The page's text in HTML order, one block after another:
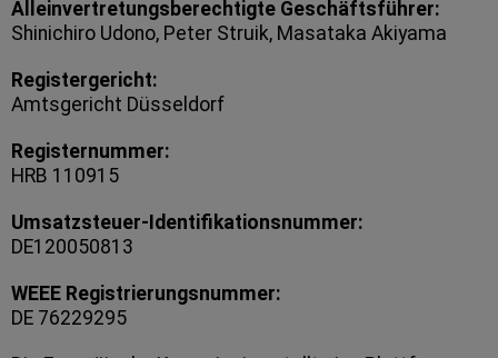
Alleinvertretungsberechtigte Geschäftsführer:
Shinichiro Udono, Peter Struik, Masataka Akiyama
Registergericht:
Amtsgericht Düsseldorf
Registernummer:
HRB 110915
Umsatzsteuer-Identifikationsnummer:
DE120050813
WEEE Registrierungsnummer:
DE 76229295